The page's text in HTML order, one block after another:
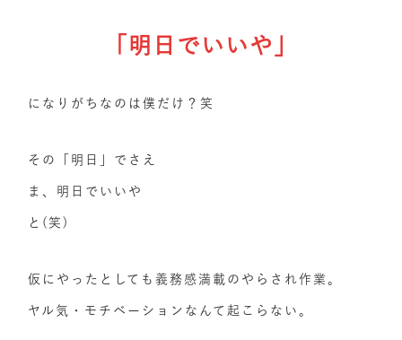
「明日でいいや」
になりがちなのは僕だけ？笑
その「明日」でさえ
ま、明日でいいや
と(笑)
仮にやったとしても義務感満載のやらされ作業。
ヤル気・モチベーションなんて起こらない。